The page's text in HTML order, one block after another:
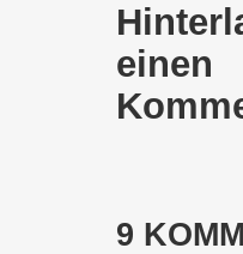
einen
9